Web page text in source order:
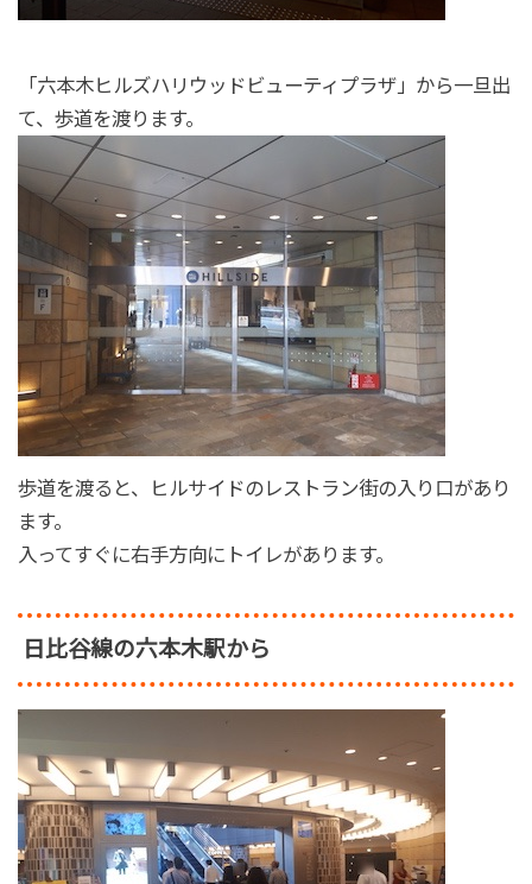
「六本木ヒルズハリウッドビューティプラザ」から一旦出
て、歩道を渡ります。
歩道を渡ると、ヒルサイドのレストラン街の入り口があり
ます。
入ってすぐに右手方向にトイレがあります。
日比谷線の六本木駅から